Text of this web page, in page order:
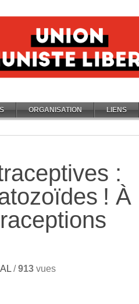
ORGANISATION LIENS
:
! À
/913 vues